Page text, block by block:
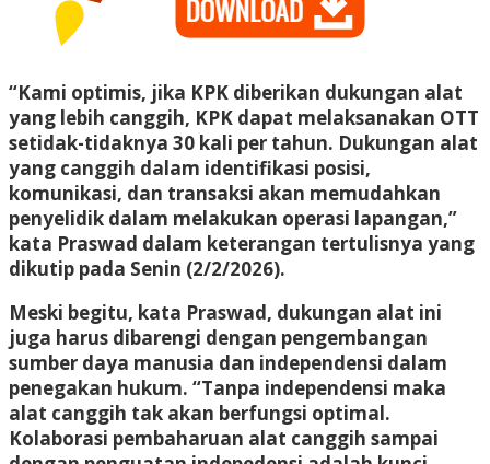
“Kami optimis, jika KPK diberikan dukungan alat
yang lebih canggih, KPK dapat melaksanakan OTT
setidak-tidaknya 30 kali per tahun. Dukungan alat
yang canggih dalam identifikasi posisi,
komunikasi, dan transaksi akan memudahkan
penyelidik dalam melakukan operasi lapangan,”
kata Praswad dalam keterangan tertulisnya yang
dikutip pada Senin (2/2/2026).
Meski begitu, kata Praswad, dukungan alat ini
juga harus dibarengi dengan pengembangan
sumber daya manusia dan independensi dalam
penegakan hukum. “Tanpa independensi maka
alat canggih tak akan berfungsi optimal.
Kolaborasi pembaharuan alat canggih sampai